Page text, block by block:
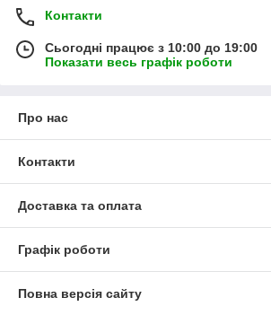
Контакти
Сьогодні працює з 10:00 до 19:00
Показати весь графік роботи
Про нас
Контакти
Доставка та оплата
Графік роботи
Повна версія сайту